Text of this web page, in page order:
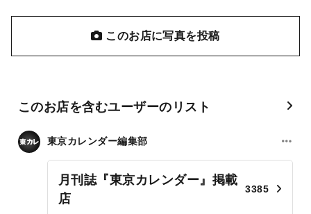
このお店に写真を投稿
このお店を含むユーザーのリスト
東京カレンダー編集部
月刊誌『東京カレンダー』掲載
店
3385